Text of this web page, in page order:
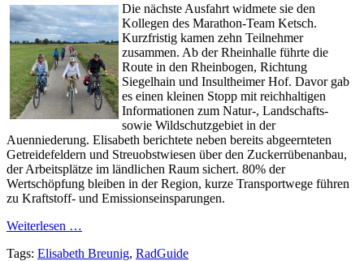
Die nächste Ausfahrt widmete sie den
Kollegen des Marathon-Team Ketsch.
Kurzfristig kamen zehn Teilnehmer
zusammen. Ab der Rheinhalle führte die
Route in den Rheinbogen, Richtung
Siegelhain und Insultheimer Hof. Davor gab
es einen kleinen Stopp mit reichhaltigen
Informationen zum Natur-, Landschafts-
sowie Wildschutzgebiet in der
Auenniederung. Elisabeth berichtete neben bereits abgeernteten
Getreidefeldern und Streuobstwiesen über den Zuckerrübenanbau,
der Arbeitsplätze im ländlichen Raum sichert. 80% der
Wertschöpfung bleiben in der Region, kurze Transportwege führen
zu Kraftstoff- und Emissionseinsparungen.
Weiterlesen …
Tags: Elisabeth Breunig, RadGuide